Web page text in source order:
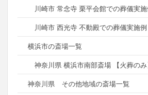
川崎市 常念寺 栗平会館での葬儀実施
川崎市 西光寺 不動殿での葬儀実施例
横浜市の斎場一覧
神奈川県 横浜市南部斎場 【火葬のみ
神奈川県 その他地域の斎場一覧